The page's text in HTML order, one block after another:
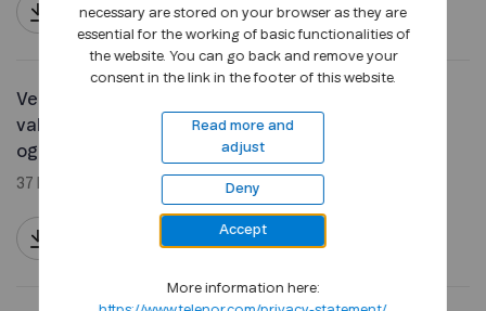
Vedlegg 5: Innstilling fra
valgkomiteen angående sak 14
og 15
37 KB
necessary are stored on your browser as they are
essential for the working of basic functionalities of
the website. You can go back and remove your
consent in the link in the footer of this website.
Read more and
adjust
Deny
Accept
More information here: